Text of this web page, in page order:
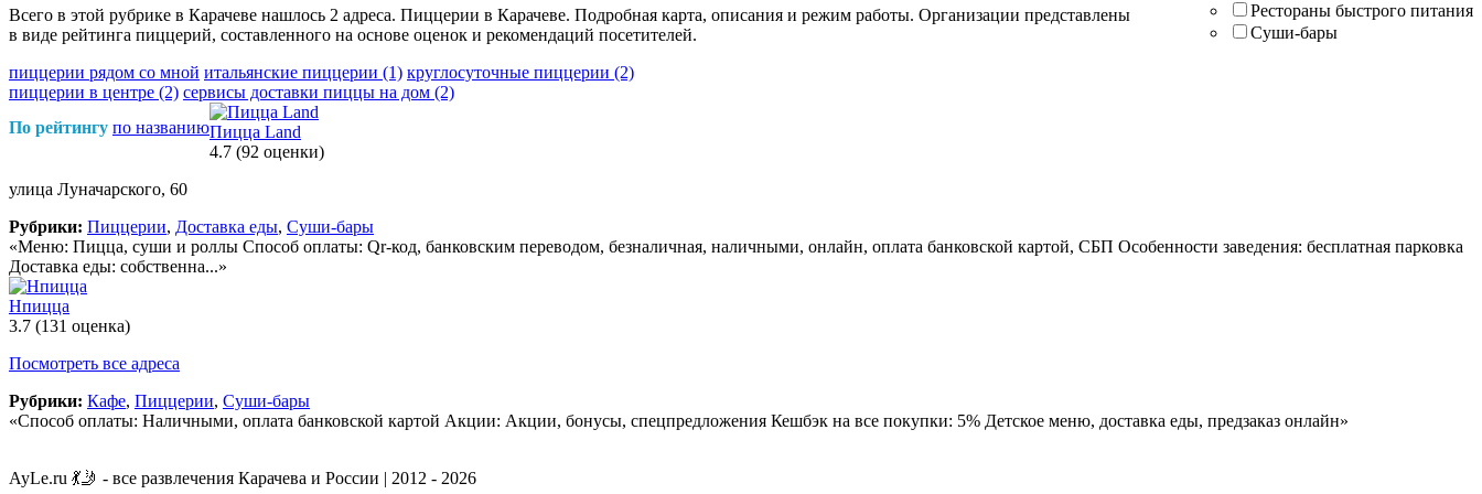
Рестораны быстрого питания
Суши-бары
Всего в этой рубрике в Карачеве нашлось 2 адреса. Пиццерии в Карачеве. Подробная карта, описания и режим работы. Организации представлены
в виде рейтинга пиццерий, составленного на основе оценок и рекомендаций посетителей.
пиццерии рядом со мной итальянские пиццерии (1) круглосуточные пиццерии (2)
пиццерии в центре (2) сервисы доставки пиццы на дом (2)
По рейтингу по названиюПицца Land
4.7 (92 оценки)
улица Луначарского, 60
Рубрики: Пиццерии, Доставка еды, Суши-бары
«Меню: Пицца, суши и роллы Способ оплаты: Qr-код, банковским переводом, безналичная, наличными, онлайн, оплата банковской картой, СБП Особенности заведения: бесплатная парковка
Доставка еды: собственна...»
Нпицца
3.7 (131 оценка)
Посмотреть все адреса
Рубрики: Кафе, Пиццерии, Суши-бары
«Способ оплаты: Наличными, оплата банковской картой Акции: Акции, бонусы, спецпредложения Кешбэк на все покупки: 5% Детское меню, доставка еды, предзаказ онлайн»
AyLe.ru 💃🤳 - все развлечения Карачева и России | 2012 - 2026